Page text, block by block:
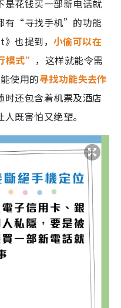
是花钱买一部新电话就
有“寻找手机”的功能
也提到， 小偷可以在
模式” ，这样就能令需
使用的寻找功能失去作
时还包含着机票及酒店
既害怕又绝望。